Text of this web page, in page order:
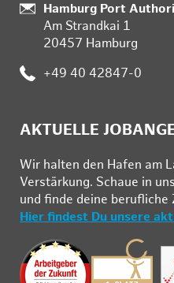
Standort:
Hamburg Port
Am Strandkai 1
20457 Hamburg
Telefon:
+49 40 42847-0
AKTUELLE
Wir hal­ten den Ha­fen am
Ver­stär­kung. Schau­e in
und fin­de deine be­ruf­li­che
Hier findest Du unsere